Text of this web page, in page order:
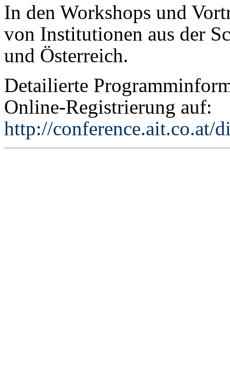
In den Workshops und
von Institutionen aus der
und Österreich.
Detailierte
Online-Registrierung auf:
http://conference.ait.co.at/